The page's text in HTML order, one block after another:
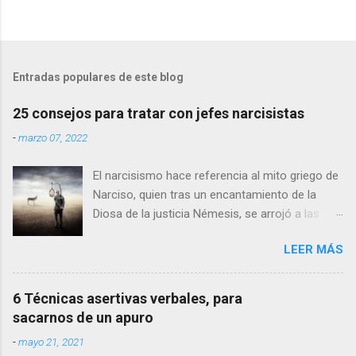
Entradas populares de este blog
25 consejos para tratar con jefes narcisistas
-marzo 07, 2022
El narcisismo hace referencia al mito griego de
Narciso, quien tras un encantamiento de la
Diosa de la justicia Némesis, se arrojó a las
de sí mismo. Aunque parezca sorprendente
para algunos, muchísimas personas sufren lo
que se denomina el Trastorno de la
Personalidad Narcisista. Es más, es un tipo de
personalidad que encaja con la de muchos
LEER MÁS
6 Técnicas asertivas verbales, para
sacarnos de un apuro
-mayo 21, 2021